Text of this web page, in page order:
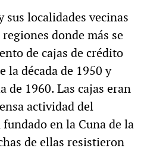
sus localidades vecinas
donde más se
de cajas de crédito
la década de 1950 y
de 1960. Las cajas eran
actividad del
en la Cuna de la
de ellas resistieron